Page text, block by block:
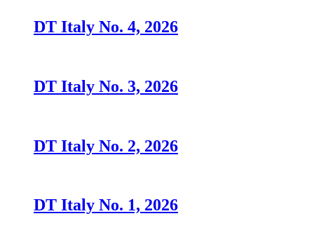
DT Italy No. 4, 2026
DT Italy No. 3, 2026
DT Italy No. 2, 2026
DT Italy No. 1, 2026